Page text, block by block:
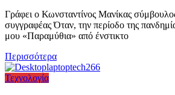
Γράφει ο Κωνσταντίνος Μανίκας
συγγραφέας Όταν, την περίοδο της
μου «Παραμύθια» από ένστικτο
Περισσότερα
Τεχνολογία